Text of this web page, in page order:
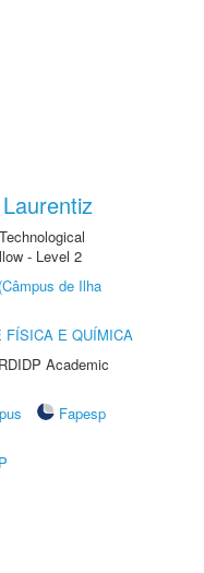
- Level 2
de Ilha
FÍSICA E QUÍMICA
Academic
Fapesp